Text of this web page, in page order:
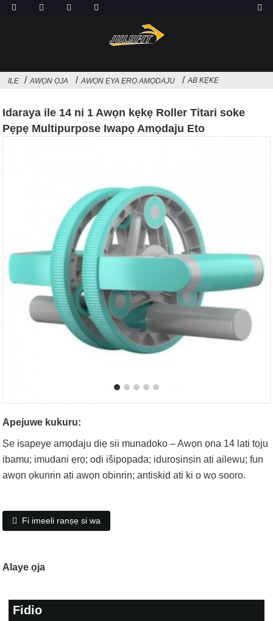
ILE AWỌN ỌJA AWỌN ẸYA ẸRỌ AMỌDAJU AB KẸKẸ
Idaraya ile 14 ni 1 Awọn kẹkẹ Roller Titari soke
Pẹpẹ Multipurpose Iwapọ Amọdaju Eto
Apejuwe kukuru:
Ṣe iṣapeye amọdaju diẹ sii munadoko – Awọn ọna 14 lati tọju
ibamu; imudani ẹrọ; odi išipopada; iduroṣinṣin ati ailewu; fun
awọn ọkunrin ati awọn obinrin; antiskid ati ki o wọ sooro.
Fi imeeli ranṣẹ si wa
Alaye ọja
Fidio